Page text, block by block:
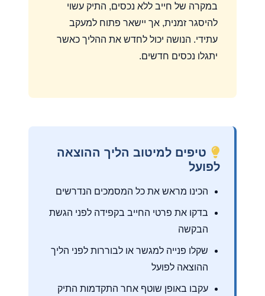
במקרה של חייב ללא נכסים, התיק עשוי
להיסגר זמנית, אך יישאר פתוח למעקב
עתידי. הנושה יכול לחדש את ההליך כאשר
יתגלו נכסים חדשים.
טיפים למיטוב הליך ההוצאה
לפועל
הכינו מראש את כל המסמכים הנדרשים
בדקו את פרטי החייב בקפידה לפני הגשת
הבקשה
שקלו פנייה למגשר או לבוררות לפני הליך
ההוצאה לפועל
עקבו באופן שוטף אחר התקדמות התיק